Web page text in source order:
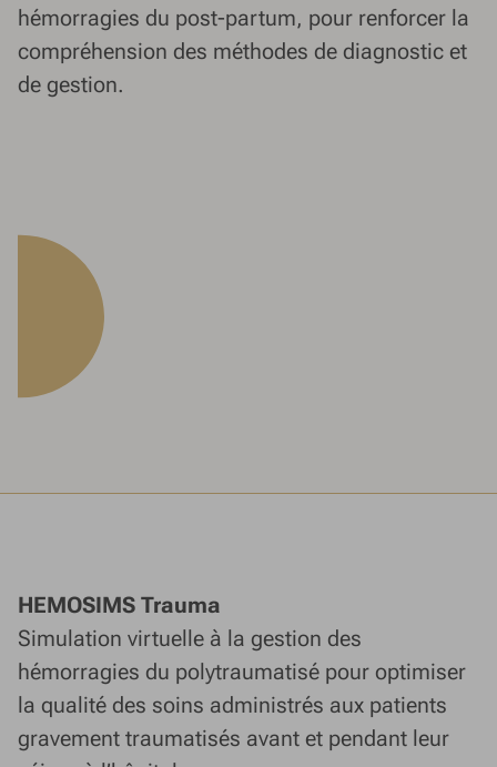
hémorragies du post-partum, pour renforcer la
compréhension des méthodes de diagnostic et
de gestion.
HEMOSIMS Trauma
Simulation virtuelle à la gestion des
hémorragies du polytraumatisé pour optimiser
la qualité des soins administrés aux patients
gravement traumatisés avant et pendant leur